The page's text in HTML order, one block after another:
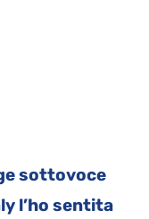
sottovoce
l’ho sentita